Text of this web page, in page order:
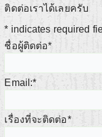
ติดต่อเราได้เลยครับ
* indicates required
ชื่อผู้ติดต่อ*
Email:*
เรื่องที่จะติดต่อ*